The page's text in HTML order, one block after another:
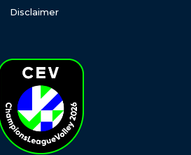
Disclaimer